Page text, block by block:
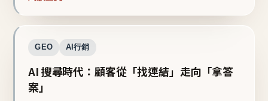
GEO AI行銷
AI 搜尋時代：顧客從「找連結」走向「拿答
案」